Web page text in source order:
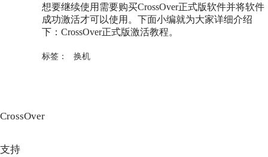
想要继续使用需要购买CrossOver正式版软件并将软件
成功激活才可以使用。下面小编就为大家详细介绍
下：CrossOver正式版激活教程。
标签： 换机
CrossOver
支持